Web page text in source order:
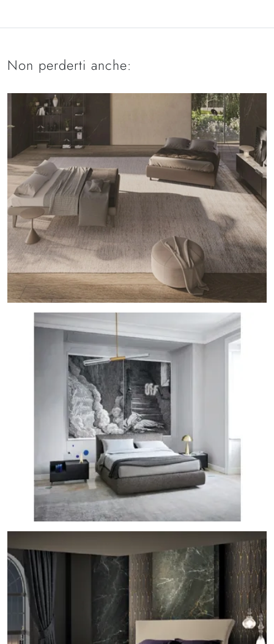
Non perderti anche: